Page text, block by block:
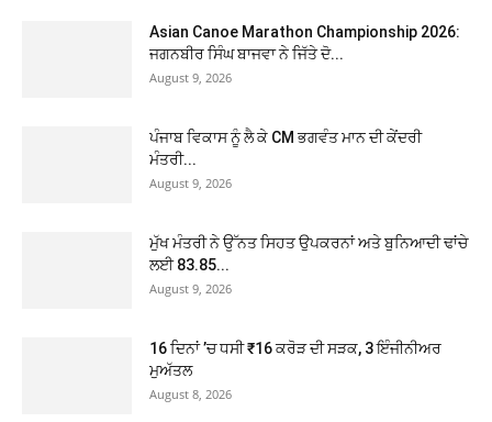
Asian Canoe Marathon Championship 2026:
ਜਗਨਬੀਰ ਸਿੰਘ ਬਾਜਵਾ ਨੇ ਜਿੱਤੇ ਦੋ...
August 9, 2026
ਪੰਜਾਬ ਵਿਕਾਸ ਨੂੰ ਲੈ ਕੇ CM ਭਗਵੰਤ ਮਾਨ ਦੀ ਕੇਂਦਰੀ
ਮੰਤਰੀ...
August 9, 2026
ਮੁੱਖ ਮੰਤਰੀ ਨੇ ਉੱਨਤ ਸਿਹਤ ਉਪਕਰਨਾਂ ਅਤੇ ਬੁਨਿਆਦੀ ਢਾਂਚੇ
ਲਈ 83.85...
August 9, 2026
16 ਦਿਨਾਂ ’ਚ ਧਸੀ ₹16 ਕਰੋੜ ਦੀ ਸੜਕ, 3 ਇੰਜੀਨੀਅਰ
ਮੁਅੱਤਲ
August 8, 2026